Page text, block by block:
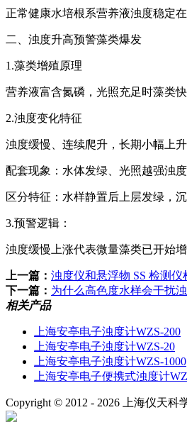
正常健康水培根系营养液浊度稳定
二、浊度升高预警藻类爆发
1.藻类增殖原理
营养液富含氮磷，光照充足时藻类
2.浊度变化特征
浊度缓慢、连续爬升，长期小幅上升
配套现象：水体发绿、光照越强浊
区分特征：水样静置后上层发绿，沉
3.预警逻辑：
浊度缓慢上涨代表微量藻类已开始
上一篇： 浊度仪和悬浮物 SS 检测
下一篇： 为什么高色度水样会干扰
相关产品
上海安亭电子浊度计WZS-200
上海安亭电子浊度计WZS-20
上海安亭电子浊度计WZS-1000
上海安亭电子便携式浊度计
Copyright © 2012 - 2026 上海仪天科